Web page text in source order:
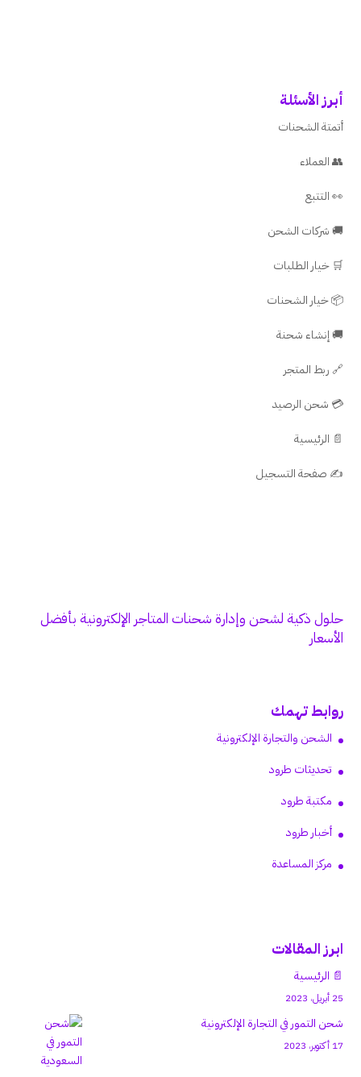
أبرز الأسئلة
أتمتة الشحنات
👥 العملاء
👀 التتبع
🚚 شركات الشحن
🛒 خيار الطلبات
📦 خيار الشحنات
🚚 إنشاء شحنة
🔗 ربط المتجر
💳 شحن الرصيد
📄 الرئيسية
✍️ صفحة التسجيل
حلول ذكية لشحن وإدارة شحنات المتاجر الإلكترونية بأفضل
الأسعار
روابط تهمك
الشحن والتجارة الإلكترونية
تحديثات طرود
مكتبة طرود
أخبار طرود
مركز المساعدة
ابرز المقالات
📄 الرئيسية
25 أبريل، 2023
شحن التمور في التجارة الإلكترونية
17 أكتوبر، 2023